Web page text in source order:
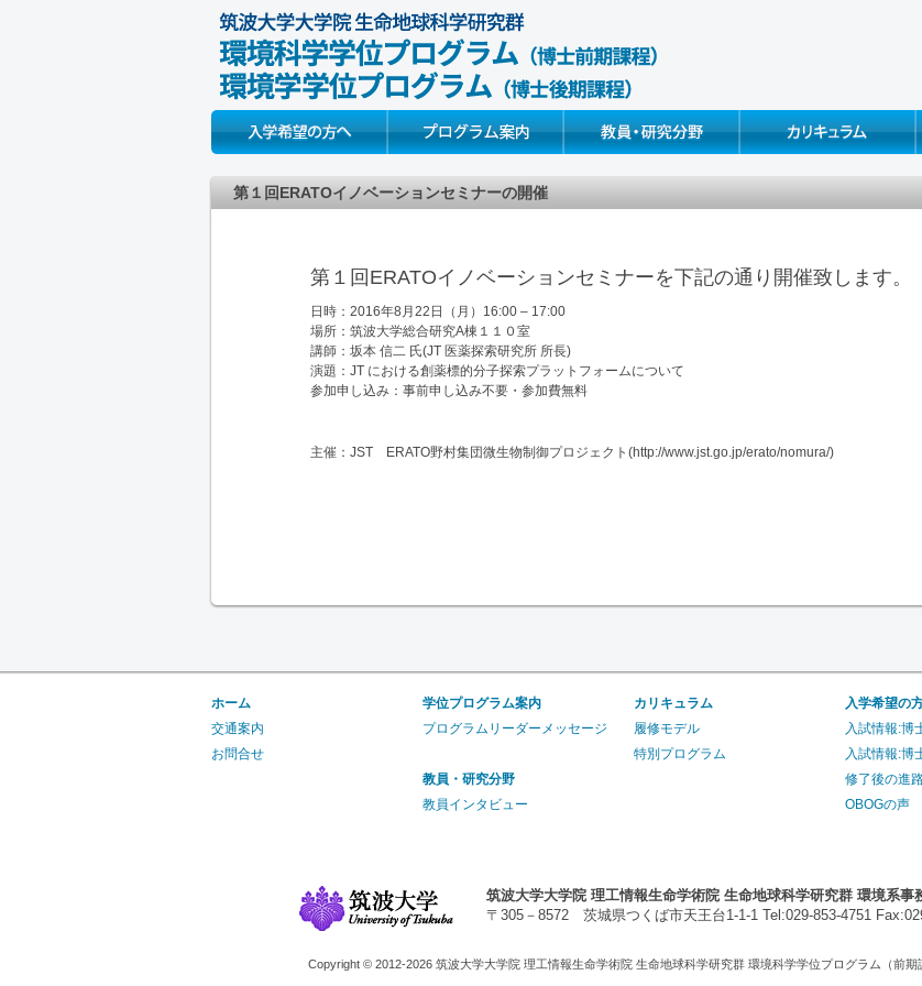
Prospective Students
第１回ERATOイノベーションセミナーの開催
第１回ERATOイノベーションセミナーを下記の通り開催致します。
日時：2016年8月22日（月）16:00 – 17:00
場所：筑波大学総合研究A棟１１０室
講師：坂本 信二 氏(JT 医薬探索研究所 所長)
演題：JT における創薬標的分子探索プラットフォームについて
参加申し込み：事前申し込み不要・参加費無料
主催：JST ERATO野村集団微生物制御プロジェクト(http://www.jst.go.jp/erato/nomura/)
ホーム
交通案内
お問合せ
学位プログラム案内
プログラムリーダーメッセージ
教員・研究分野
教員インタビュー
カリキュラム
履修モデル
特別プログラム
入学希望の
入試情報:博
入試情報:博
修了後の進
OBOGの声
筑波大学大学院 理工情報生命学術院 生命地球科学研究群 環境系事
〒305－8572 茨城県つくば市天王台1-1-1 Tel:029-853-4751
Copyright © 2012-2026 筑波大学大学院 理工情報生命学術院 生命地球科学研究群 環境科学学位プログラム（前期